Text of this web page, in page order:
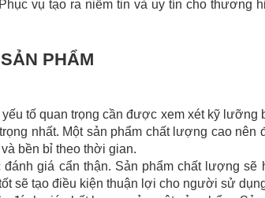
vụ tạo ra niềm tin và uy tín cho thương
PHẨM
tố quan trọng cần được xem xét kỹ
nhất. Một sản phẩm chất lượng cao
bền bỉ theo thời gian.
giá cẩn thận. Sản phẩm chất lượng
sẽ tạo điều kiện thuận lợi cho người sử